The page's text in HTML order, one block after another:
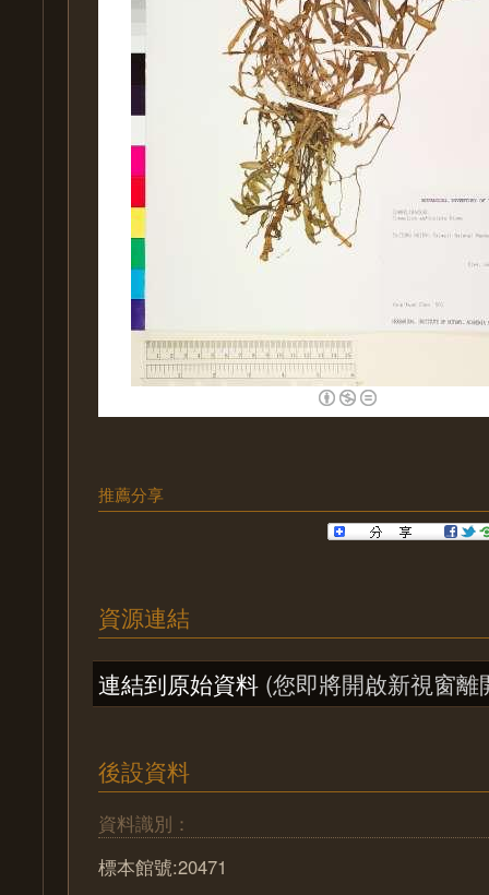
推薦分享
資源連結
連結到原始資料 (您即將開啟新視窗離
後設資料
資料識別：
標本館號:20471